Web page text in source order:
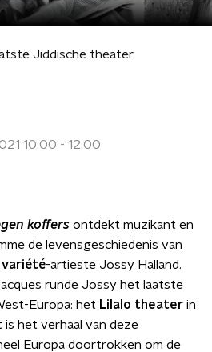
Jiddische theater
10:00 - 12:00
koffers ontdekt muzikant en
de levensgeschiedenis van
variété-artieste Jossy Halland.
runde Jossy het laatste
Europa: het Lilalo theater in
het verhaal van deze
Europa doortrokken om de